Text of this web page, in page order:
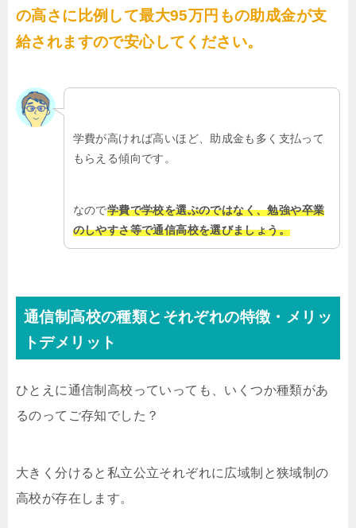
の高さに比例して最大95万円もの助成金が支
給されますので安心してください。
学費が高ければ高いほど、助成金も多く支払って
もらえる傾向です。
なので学費で学校を選ぶのではなく、勉強や卒業
のしやすさ等で通信高校を選びましょう。
通信制高校の種類とそれぞれの特徴・メリッ
トデメリット
ひとえに通信制高校っていっても、いくつか種類があ
るのってご存知でした？
大きく分けると私立公立それぞれに広域制と狭域制の
高校が存在します。